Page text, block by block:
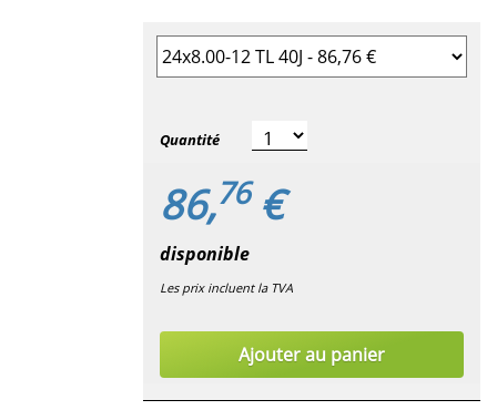
Sélectionner la taille du pneu
Quantité
86,76€
disponible
Les prix incluent la TVA
Ajouter au panier